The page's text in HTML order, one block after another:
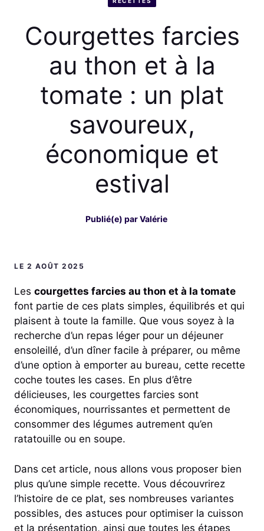
Courgettes farcies
au thon et à la
tomate : un plat
savoureux,
économique et
estival
Publié(e) parValérie
LE 2 AOÛT 2025
Les courgettes farcies au thon et à la tomate
font partie de ces plats simples, équilibrés et qui
plaisent à toute la famille. Que vous soyez à la
recherche d’un repas léger pour un déjeuner
ensoleillé, d’un dîner facile à préparer, ou même
d’une option à emporter au bureau, cette recette
coche toutes les cases. En plus d’être
délicieuses, les courgettes farcies sont
économiques, nourrissantes et permettent de
consommer des légumes autrement qu’en
ratatouille ou en soupe.
Dans cet article, nous allons vous proposer bien
plus qu’une simple recette. Vous découvrirez
l’histoire de ce plat, ses nombreuses variantes
possibles, des astuces pour optimiser la cuisson
et la présentation, ainsi que toutes les étapes